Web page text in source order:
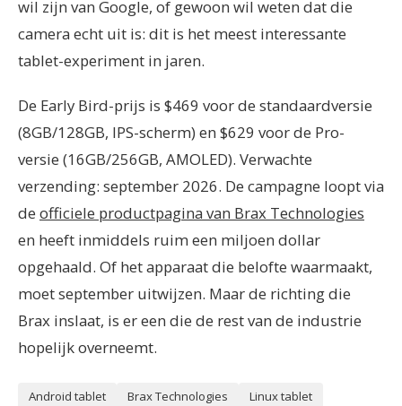
wil zijn van Google, of gewoon wil weten dat die
camera echt uit is: dit is het meest interessante
tablet-experiment in jaren.
De Early Bird-prijs is $469 voor de standaardversie
(8GB/128GB, IPS-scherm) en $629 voor de Pro-
versie (16GB/256GB, AMOLED). Verwachte
verzending: september 2026. De campagne loopt via
de officiele productpagina van Brax Technologies
en heeft inmiddels ruim een miljoen dollar
opgehaald. Of het apparaat die belofte waarmaakt,
moet september uitwijzen. Maar de richting die
Brax inslaat, is er een die de rest van de industrie
hopelijk overneemt.
Android tablet Brax Technologies
Linux tablet